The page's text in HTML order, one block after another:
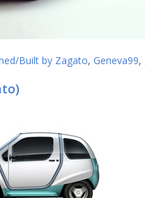
Built by Zagato, Geneva99,